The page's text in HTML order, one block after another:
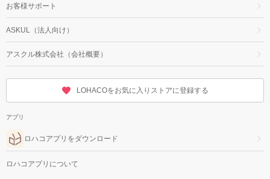
お客様サポート
ASKUL（法人向け）
アスクル株式会社（会社概要）
LOHACOをお気に入りストアに登録する
アプリ
ロハコアプリをダウンロード
ロハコアプリについて